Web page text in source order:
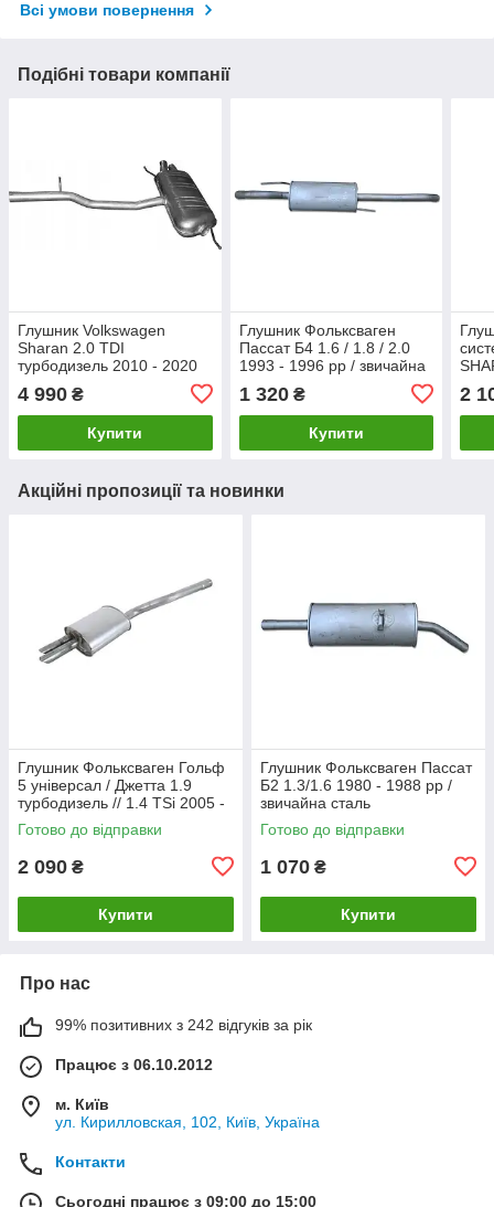
Всі умови повернення
Подібні товари компанії
Глушник Volkswagen
Sharan 2.0 TDI
турбодизель 2010 - 2020
4 990 ₴
Купити
Глушник Фольксваген
Пассат Б4 1.6 / 1.8 / 2.0
1993 - 1996 рр / звичайна
1 320₴
Купити
2
Акційні пропозиції та новинки
Глушник Фольксваген Гольф
5 універсал / Джетта 1.9
турбодизель // 1.4 TSi 2005 -
2010 рр Босал
Готово до відправки
2 090 ₴
Купити
Глушник Фольксваген Пассат
Б2 1.3/1.6 1980 - 1988 рр /
звичайна сталь
Готово до відправки
1 070 ₴
Купити
Про нас
99% позитивних з 242 відгуків за рік
Працює з 06.10.2012
м. Київ
ул. Кирилловская, 102, Київ, Україна
Контакти
Сьогодні працює з 09:00 до 15:00